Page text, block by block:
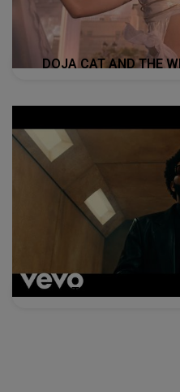
DOJA CAT AND THE
THE WEEKND -